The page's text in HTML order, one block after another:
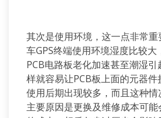
其次是使用环境，这一点非常
车GPS终端使用环境湿度比较
PCB电路板老化加速甚至潮湿
样就容易让PCB板上面的元器
使用后期出现较多，而且这种情
主要原因是更换及维修成本可